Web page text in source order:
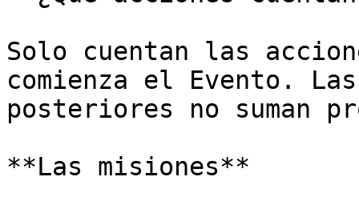
Solo cuentan las
comienza el Evento.
posteriores no suman
**Las misiones**